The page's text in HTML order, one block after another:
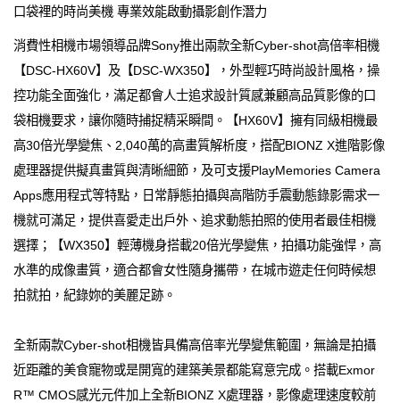
口袋裡的時尚美機 專業效能啟動攝影創作潛力
消費性相機市場領導品牌Sony推出兩款全新Cyber-shot高倍率相機
【DSC-HX60V】及【DSC-WX350】，外型輕巧時尚設計風格，操
控功能全面強化，滿足都會人士追求設計質感兼顧高品質影像的口
袋相機要求，讓你隨時捕捉精采瞬間。【HX60V】擁有同級相機最
高30倍光學變焦、2,040萬的高畫質解析度，搭配BIONZ X進階影像
處理器提供擬真畫質與清晰細節，及可支援PlayMemories Camera
Apps應用程式等特點，日常靜態拍攝與高階防手震動態錄影需求一
機就可滿足，提供喜愛走出戶外、追求動態拍照的使用者最佳相機
選擇；【WX350】輕薄機身搭載20倍光學變焦，拍攝功能強悍，高
水準的成像畫質，適合都會女性隨身攜帶，在城市遊走任何時候想
拍就拍，紀錄妳的美麗足跡。
全新兩款Cyber-shot相機皆具備高倍率光學變焦範圍，無論是拍攝
近距離的美食寵物或是開寬的建築美景都能寫意完成。搭載Exmor
R™ CMOS感光元件加上全新BIONZ X處理器，影像處理速度較前